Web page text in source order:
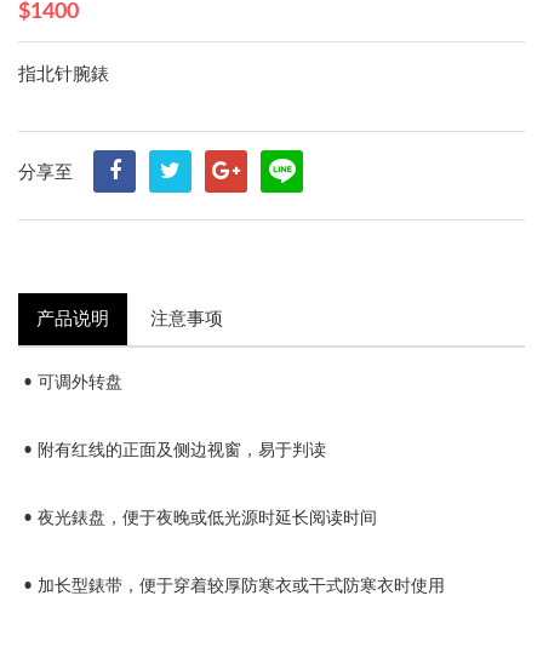
$1400
指北针腕錶
分享至
产品说明 注意事项
• 可调外转盘
• 附有红线的正面及侧边视窗，易于判读
• 夜光錶盘，便于夜晚或低光源时延长阅读时间
• 加长型錶带，便于穿着较厚防寒衣或干式防寒衣时使用